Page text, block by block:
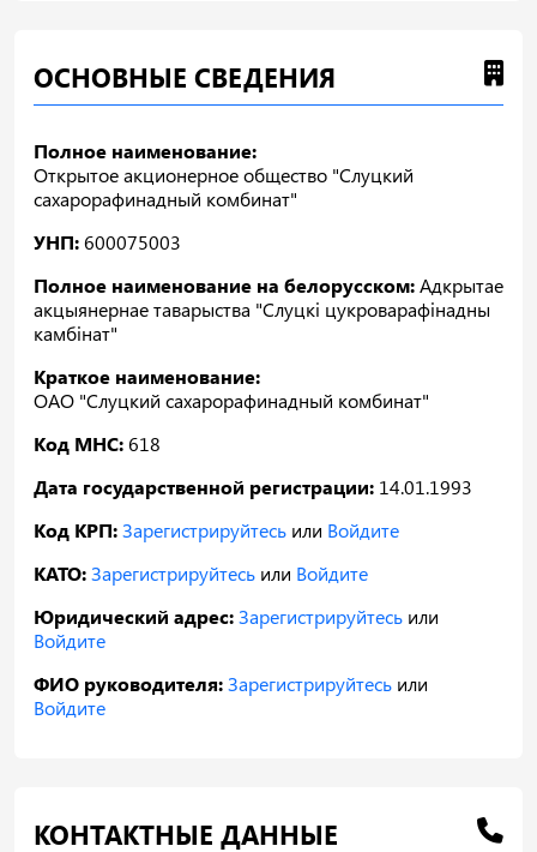
ОСНОВНЫЕ СВЕДЕНИЯ
Полное наименование:
Открытое акционерное общество "Слуцкий
сахарорафинадный комбинат"
УНП:600075003
Полное наименование на белорусском:Адкрытае
акцыянернае таварыства "Слуцкі цукроварафінадны
камбінат"
Краткое наименование:
ОАО "Слуцкий сахарорафинадный комбинат"
Код МНС:618
Дата государственной регистрации: 14.01.1993
Код КРП:Зарегистрируйтесь или Войдите
КАТО:Зарегистрируйтесь или Войдите
Юридический адрес:Зарегистрируйтесь или
Войдите
ФИО руководителя:Зарегистрируйтесь или
Войдите
КОНТАКТНЫЕ ДАННЫЕ